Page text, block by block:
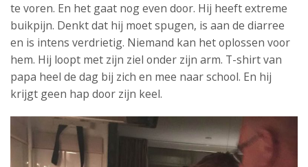
te voren. En het gaat nog even door. Hij heeft extreme
buikpijn. Denkt dat hij moet spugen, is aan de diarree
en is intens verdrietig. Niemand kan het oplossen voor
hem. Hij loopt met zijn ziel onder zijn arm. T-shirt van
papa heel de dag bij zich en mee naar school. En hij
krijgt geen hap door zijn keel.